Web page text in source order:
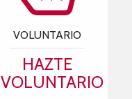
VOLUNTARIO
HAZTE
VOLUNTARIO